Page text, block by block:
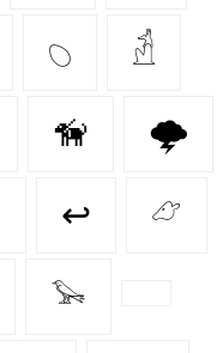
𓆇 𓁢
🦮 🌩️
↩ 𓃿
𓅩